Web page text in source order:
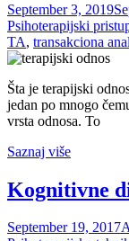
September 3, 2019
Psihoterapijski
TA, transakciona
Šta je terapijski
jedan po mnogo
vrsta odnosa. To
Saznaj više
Kognitivne
September 19, 2017